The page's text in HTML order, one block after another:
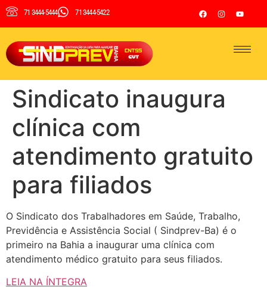
71 3444-5444 71 3444-5422
Sindicato inaugura
clínica com
atendimento gratuito
para filiados
O Sindicato dos Trabalhadores em Saúde, Trabalho,
Previdência e Assistência Social ( Sindprev-Ba) é o
primeiro na Bahia a inaugurar uma clínica com
atendimento médico gratuito para seus filiados.
LEIA NA ÍNTEGRA